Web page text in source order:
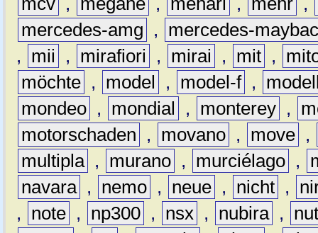
mercedes-amg
,
mercedes-
,
mii , mirafiori , mirai , mit ,
möchte , model , model-f ,
mondeo , mondial , monterey ,
motorschaden
, movano , move ,
multipla , murano , murciélago ,
navara , nemo , neue , nicht ,
,
note , np300 , nsx , nubira ,